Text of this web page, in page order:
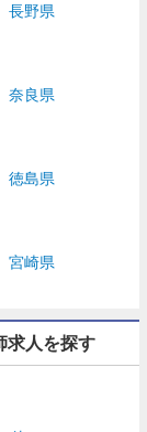
長野県
奈良県
徳島県
宮崎県
求人を探す